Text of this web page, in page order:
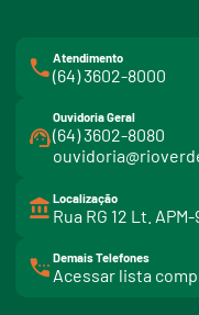
Atendimento
(64) 3602-8000
Ouvidoria Geral
(64) 3602-8080
Localização
Rua RG 12 Lt.
Demais Telefones
Acessar lista
i